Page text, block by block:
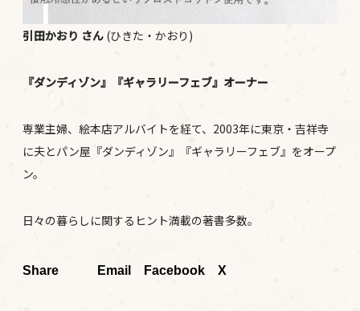
引田かおり さん (ひきた・かおり)
『ダンディゾン』『ギャラリーフェブ』オーナー
専業主婦、絵本店アルバイトを経て、2003年に東京・吉祥寺
に夫とパン屋『ダンディゾン』『ギャラリーフェブ』をオープ
ン。
日々の暮らしに関するヒント満載の著書多数。
Share Email Facebook X